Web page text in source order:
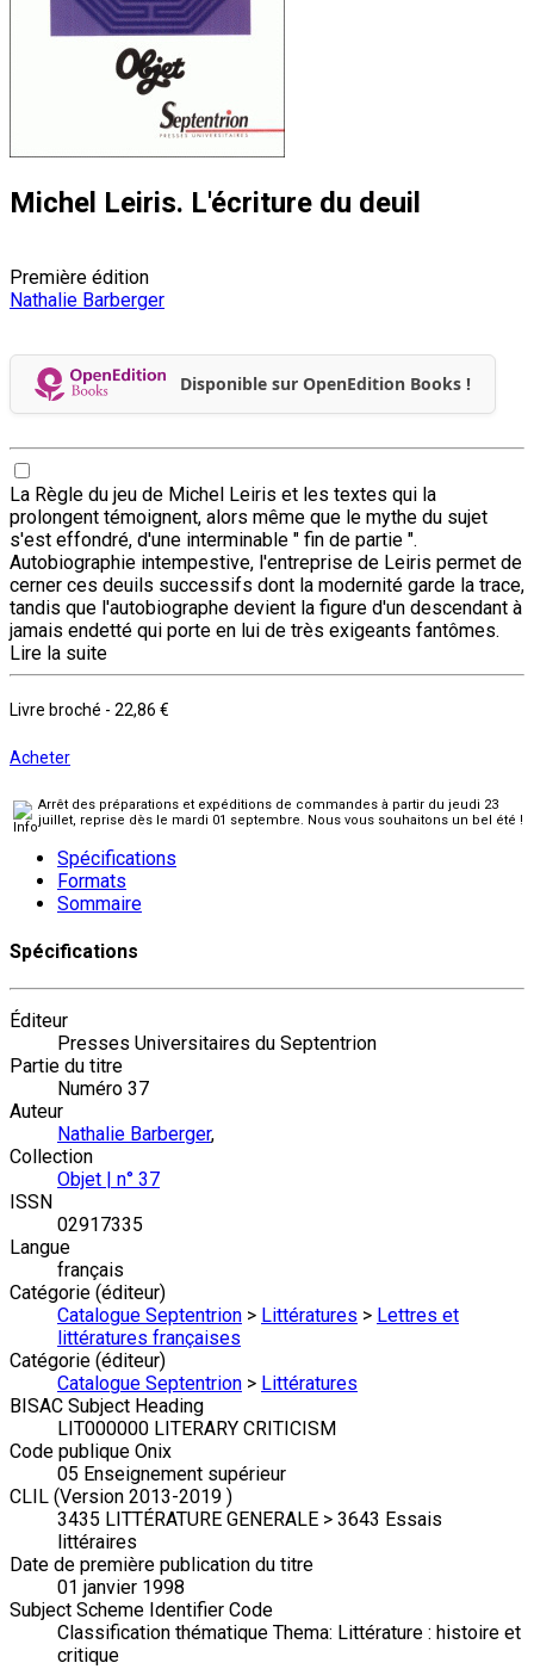
Michel Leiris. L'écriture du deuil
Première édition
Nathalie Barberger
Disponible sur OpenEdition Books !
La Règle du jeu de Michel Leiris et les textes qui la
prolongent témoignent, alors même que le mythe du sujet
s'est effondré, d'une interminable " fin de partie ".
Autobiographie intempestive, l'entreprise de Leiris permet de
cerner ces deuils successifs dont la modernité garde la trace,
tandis que l'autobiographe devient la figure d'un descendant à
jamais endetté qui porte en lui de très exigeants fantômes.
Lire la suite
Livre broché - 22,86 €
Acheter
Arrêt des préparations et expéditions de commandes à partir du jeudi 23
juillet, reprise dès le mardi 01 septembre. Nous vous souhaitons un bel été !
Spécifications
Formats
Sommaire
Spécifications
Éditeur
Presses Universitaires du Septentrion
Partie du titre
Numéro 37
Auteur
Nathalie Barberger,
Collection
Objet | n° 37
ISSN
02917335
Langue
français
Catégorie (éditeur)
Catalogue Septentrion > Littératures > Lettres et
littératures françaises
Catégorie (éditeur)
Catalogue Septentrion > Littératures
BISAC Subject Heading
LIT000000 LITERARY CRITICISM
Code publique Onix
05 Enseignement supérieur
CLIL (Version 2013-2019 )
3435 LITTÉRATURE GENERALE > 3643 Essais
littéraires
Date de première publication du titre
01 janvier 1998
Subject Scheme Identifier Code
Classification thématique Thema: Littérature : histoire et
critique